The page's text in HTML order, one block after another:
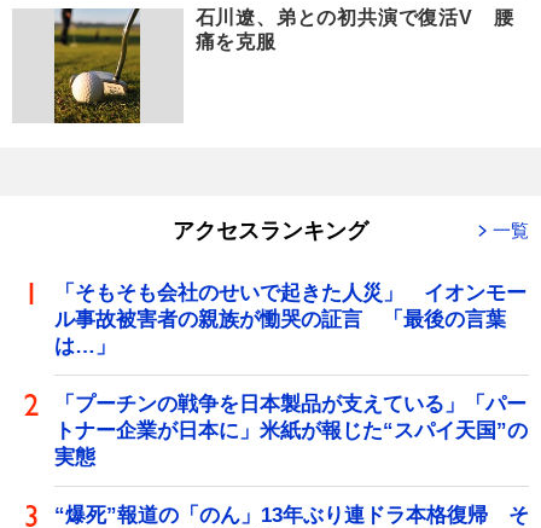
石川遼、弟との初共演で復活V 腰
痛を克服
アクセスランキング 一覧
「そもそも会社のせいで起きた人災」 イオンモー
ル事故被害者の親族が慟哭の証言 「最後の言葉
は…」
「プーチンの戦争を日本製品が支えている」「パー
トナー企業が日本に」米紙が報じた“スパイ天国”の
実態
“爆死”報道の「のん」13年ぶり連ドラ本格復帰 そ